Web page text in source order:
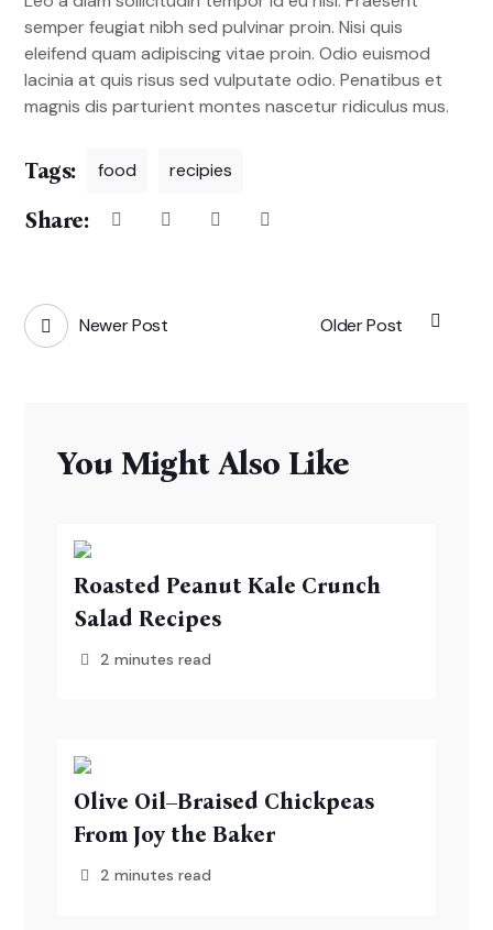
semper feugiat nibh sed pulvinar proin. Nisi quis
eleifend quam adipiscing vitae proin. Odio euismod
lacinia at quis risus sed vulputate odio. Penatibus et
magnis dis parturient montes nascetur ridiculus mus.
Tags: food recipies
Share:
Newer Post Older Post
You Might Also Like
Roasted Peanut Kale Crunch
Salad Recipes
2 minutes read
Olive Oil–Braised Chickpeas
From Joy the Baker
2 minutes read